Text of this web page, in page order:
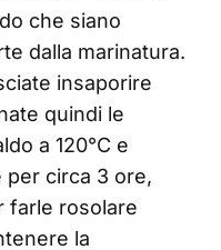
che siano
dalla marinatura.
insaporire
quindi le
a 120°C e
circa 3 ore,
farle rosolare
la